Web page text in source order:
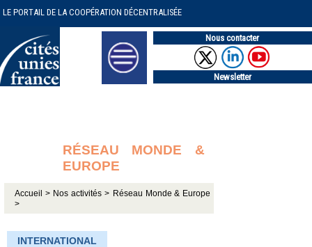
LE PORTAIL DE LA COOPÉRATION DÉCENTRALISÉE
Nous contacter
Newsletter
RÉSEAU MONDE &
EUROPE
Accueil > Nos activités >
Réseau Monde & Europe
>
INTERNATIONAL